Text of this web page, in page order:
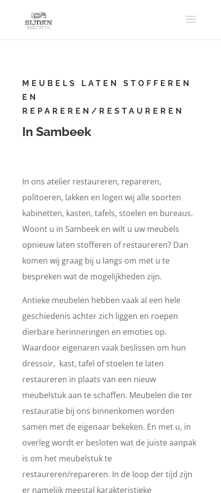
MEUBELS LATEN STOFFEREN
EN
REPAREREN/RESTAUREREN
In Sambeek
In ons atelier restaureren, repareren,
politoeren, lakken en logen wij alle soorten
kabinetten, kasten, tafels, stoelen en bureaus.
Woont u in Sambeek en wilt u uw meubels
opnieuw laten stofferen of restaureren? Dan
komen wij graag bij u langs om met u te
bespreken wat de mogelijkheden zijn.
Antieke meubelen hebben vaak al een hele
geschiedenis achter zich liggen en roepen
dierbare herinneringen en emoties op.
Waardoor eigenaren vaak beslissen om hun
dressoir, kast, tafel of stoelen te laten
restaureren in plaats van een nieuw
meubelstuk aan te schaffen. Meubelen die ter
restauratie bij ons binnenkomen worden
samen met de eigenaar bekeken. En met u, in
overleg wordt er besloten wat de juiste aanpak
is om het meubelstuk te
restaureren/repareren. In de loop der tijd zijn
er namelijk meestal karakteristieke